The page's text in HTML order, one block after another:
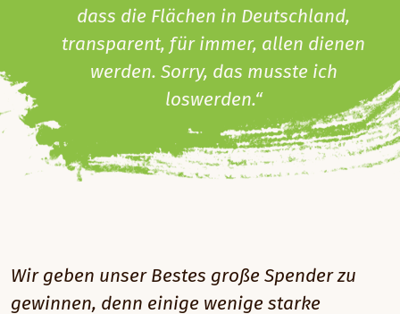
dass die Flächen in Deutschland,
transparent, für immer, allen dienen
werden. Sorry, das musste ich
loswerden.“
Wir geben unser Bestes große Spender zu
gewinnen, denn einige wenige starke